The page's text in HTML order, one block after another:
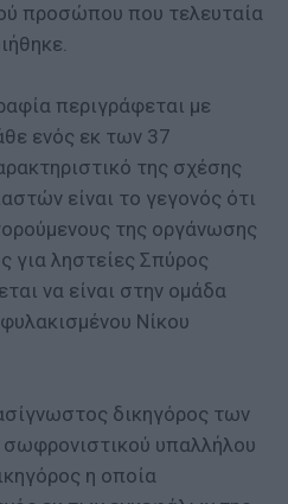
προσώπου που τελευταία
περιγράφεται με
ενός εκ των 37
της σχέσης
είναι το γεγονός ότι
της οργάνωσης
για ληστείες Σπύρος
να είναι στην ομάδα
Νίκου
δικηγόρος των
υπαλλήλου
η οποία